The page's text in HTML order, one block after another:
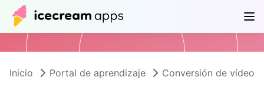
Productos Ayuda
Inicio Portal de aprendizaje Conversión de vídeo